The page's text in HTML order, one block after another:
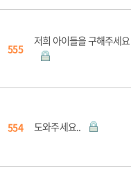
555
저희 아이들을 구해주세
554 도와주세요..